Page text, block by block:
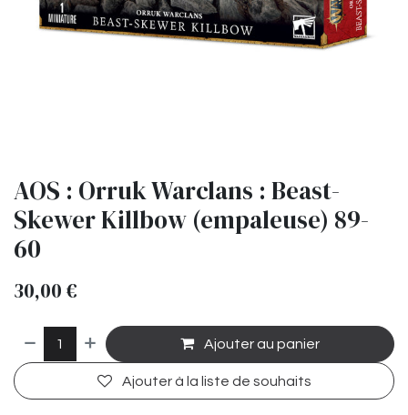
AOS : Orruk Warclans : Beast-
Skewer Killbow (empaleuse) 89-
60
30,00 €
Ajouter au panier
Ajouter à la liste de souhaits